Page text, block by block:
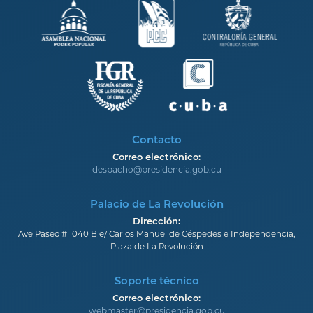
Contacto
Correo electrónico:
despacho@presidencia.gob.cu
Palacio de La Revolución
Dirección:
Ave Paseo # 1040 B e/ Carlos Manuel de Céspedes e Independencia,
Plaza de La Revolución
Soporte técnico
Correo electrónico:
webmaster@presidencia.gob.cu